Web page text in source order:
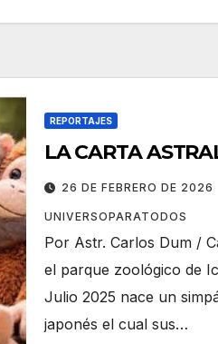
REPORTAJES
LA CARTA
26 DE FEBRERO DE 2026
UNIVERSOPARATODOS
Por Astr. Carlos Dum /
el parque zoológico de
Julio 2025 nace un
japonés el cual sus…